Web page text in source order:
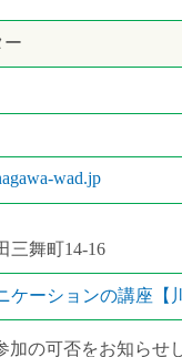
ー
wad.jp
三舞町14‐16
ケーションの講座【
の可否をお知らせ